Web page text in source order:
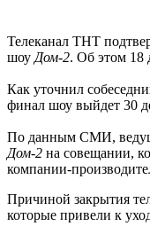
Телеканал ТНТ
шоу Дом-2. Об этом 18
Как уточнил
финал шоу выйдет 30
По данным СМИ,
Дом-2 на совещании,
компании-
Причиной закрытия
которые привели к